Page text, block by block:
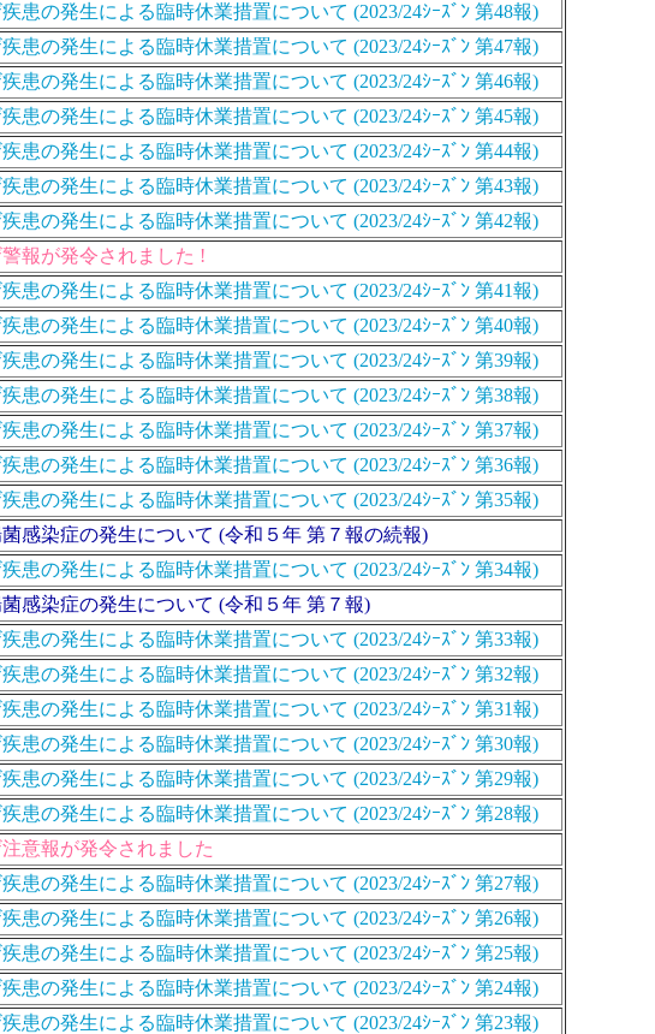
患の発生による臨時休業措置について (2023/24ｼｰｽﾞﾝ 第48報)
患の発生による臨時休業措置について (2023/24ｼｰｽﾞﾝ 第47報)
患の発生による臨時休業措置について (2023/24ｼｰｽﾞﾝ 第46報)
患の発生による臨時休業措置について (2023/24ｼｰｽﾞﾝ 第45報)
患の発生による臨時休業措置について (2023/24ｼｰｽﾞﾝ 第44報)
患の発生による臨時休業措置について (2023/24ｼｰｽﾞﾝ 第43報)
患の発生による臨時休業措置について (2023/24ｼｰｽﾞﾝ 第42報)
報が発令されました !
患の発生による臨時休業措置について (2023/24ｼｰｽﾞﾝ 第41報)
患の発生による臨時休業措置について (2023/24ｼｰｽﾞﾝ 第40報)
患の発生による臨時休業措置について (2023/24ｼｰｽﾞﾝ 第39報)
患の発生による臨時休業措置について (2023/24ｼｰｽﾞﾝ 第38報)
患の発生による臨時休業措置について (2023/24ｼｰｽﾞﾝ 第37報)
患の発生による臨時休業措置について (2023/24ｼｰｽﾞﾝ 第36報)
患の発生による臨時休業措置について (2023/24ｼｰｽﾞﾝ 第35報)
感染症の発生について (令和５年 第７報の続報)
患の発生による臨時休業措置について (2023/24ｼｰｽﾞﾝ 第34報)
感染症の発生について (令和５年 第７報)
患の発生による臨時休業措置について (2023/24ｼｰｽﾞﾝ 第33報)
患の発生による臨時休業措置について (2023/24ｼｰｽﾞﾝ 第32報)
患の発生による臨時休業措置について (2023/24ｼｰｽﾞﾝ 第31報)
患の発生による臨時休業措置について (2023/24ｼｰｽﾞﾝ 第30報)
患の発生による臨時休業措置について (2023/24ｼｰｽﾞﾝ 第29報)
患の発生による臨時休業措置について (2023/24ｼｰｽﾞﾝ 第28報)
注意報が発令されました
患の発生による臨時休業措置について (2023/24ｼｰｽﾞﾝ 第27報)
患の発生による臨時休業措置について (2023/24ｼｰｽﾞﾝ 第26報)
患の発生による臨時休業措置について (2023/24ｼｰｽﾞﾝ 第25報)
患の発生による臨時休業措置について (2023/24ｼｰｽﾞﾝ 第24報)
患の発生による臨時休業措置について (2023/24ｼｰｽﾞﾝ 第23報)